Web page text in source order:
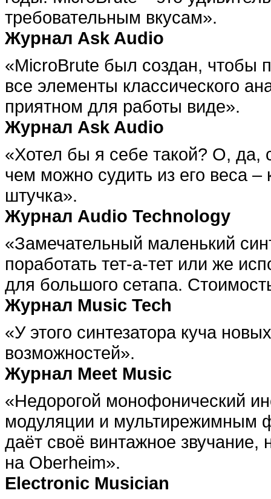
требовательным вкусам».
Журнал Ask Audio
«MicroBrute был создан, чтобы
все элементы классического
приятном для работы виде».
Журнал Ask Audio
«Хотел бы я себе такой? О, да,
чем можно судить из его веса –
штучка».
Журнал Audio Technology
«Замечательный маленький
поработать тет-а-тет или же
для большого сетапа.
Журнал Music Tech
«У этого синтезатора куча
возможностей».
Журнал Meet Music
«Недорогой монофонический
модуляции и мультирежимным
даёт своё винтажное
на Oberheim».
Electronic Musician